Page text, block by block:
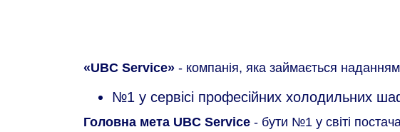
«UBC Service» - компанія, яка займається
№1 у сервісі професійних холодильних
Головна мета UBC Service - бути №1 у світі